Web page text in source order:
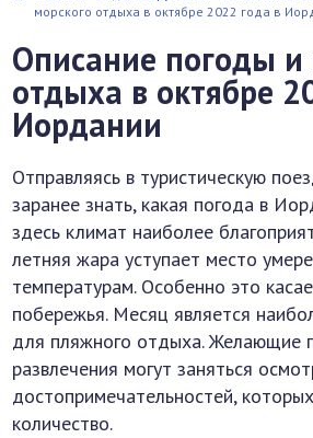
морского отдыха в октябре 2022 года в
Описание погоды и
отдыха в октябре
Иордании
Отправляясь в туристическую
заранее знать, какая погода в
здесь климат наиболее
летняя жара уступает место
температурам. Особенно это
побережья. Месяц является
для пляжного отдыха. Желающие
развлечения могут заняться
достопримечательностей,
количество.